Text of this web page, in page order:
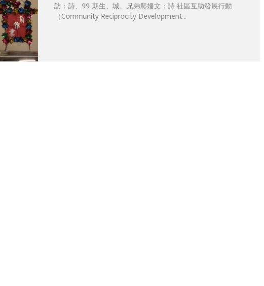
訪：詩、99 期生、城、兄弟爬姍文：詩 社區互助發展行動
（Community Reciprocity Development...